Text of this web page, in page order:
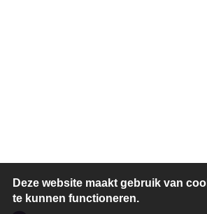
Deze website maakt gebruik van
te kunnen functioneren.